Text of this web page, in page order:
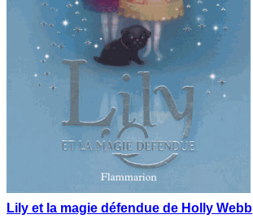
Lily et la magie défendue de Holly Webb